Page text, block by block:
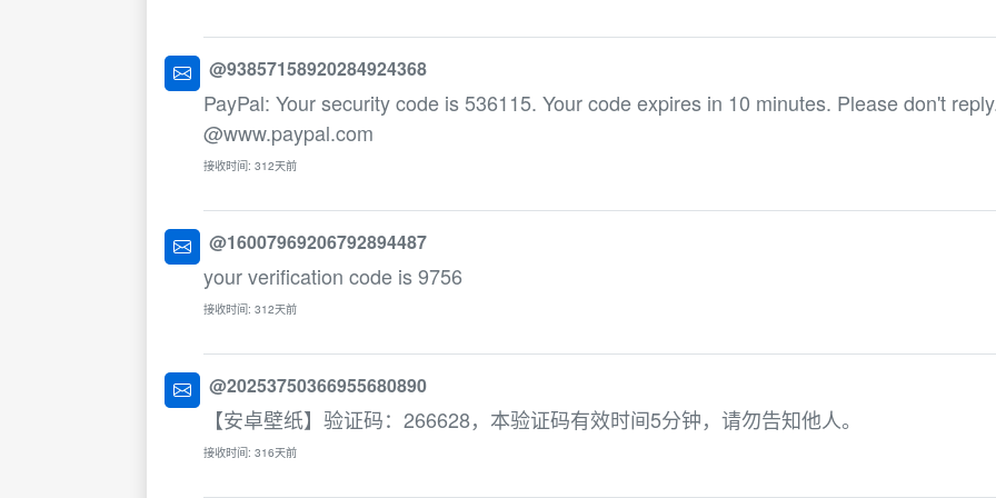
@93857158920284924368
PayPal: Your security code is 536115. Your code expires in 10 minutes. Please don't
@www.paypal.com
接收时间: 312天前
@16007969206792894487
your verification code is 9756
接收时间: 312天前
@20253750366955680890
【安卓壁纸】验证码：266628，本验证码有效时间5分钟，请勿告知他人。
接收时间: 316天前